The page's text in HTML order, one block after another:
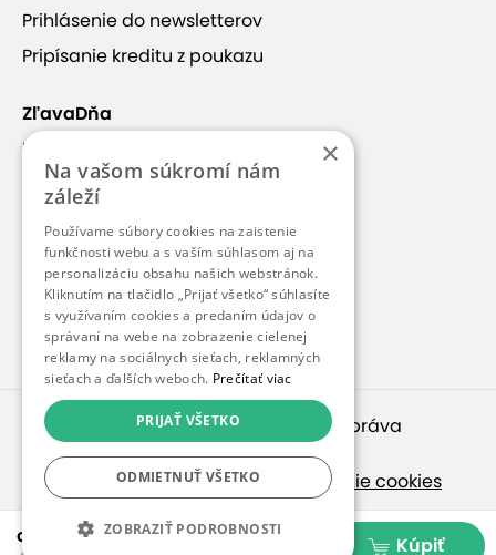
Kúpiť
od 29,99 €
Prihlásenie do newsletterov
Pripísanie kreditu z poukazu
ZľavaDňa
Náš príbeh
Kontakt
Kariéra
Blog
Pre médiá
Pre partnerov
© 2010 – 2026inspirago s. r. o.
. Všetky práva
vyhradené.
Ochrana osobných údajov|
Nastavenie cookies
Ak hľadáte ponuky v češtine, pozrite sa na
SlevaDne.cz
×
Na vašom súkromí nám
záleží
Používame súbory cookies na zaistenie
funkčnosti webu a s vaším súhlasom aj na
personalizáciu obsahu našich webstránok.
Kliknutím na tlačidlo „Prijať všetko“ súhlasíte
s využívaním cookies a predaním údajov o
správaní na webe na zobrazenie cielenej
reklamy na sociálnych sieťach, reklamných
sieťach a ďalších weboch. Prečítať viac
PRIJAŤ VŠETKO
ODMIETNUŤ VŠETKO
ZOBRAZIŤ PODROBNOSTI